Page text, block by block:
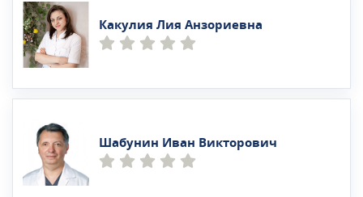
Какулия Лия Анзориевна
Шабунин Иван Викторович